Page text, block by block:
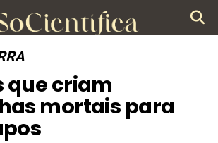
que criam
mortais para